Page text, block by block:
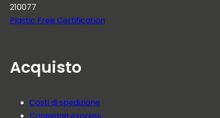
210077
Plastic Free Certification
Acquisto
Costi di spedizione